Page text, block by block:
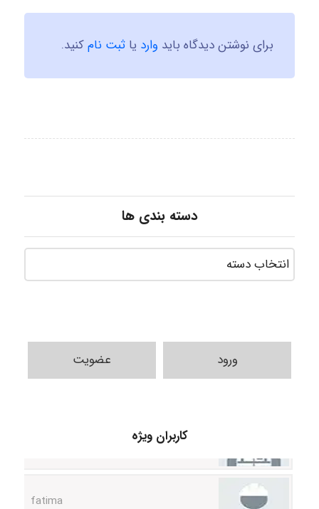
برای نوشتن دیدگاه باید وارد یا ثبت نامکنید.
دسته بندی ها
ورود عضویت
کاربران ویژه